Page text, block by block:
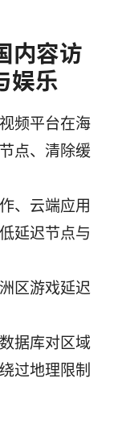
内容访
娱乐
频平台在海
点、清除缓
、云端应用
延迟节点与
区游戏延迟
据库对区域
过地理限制